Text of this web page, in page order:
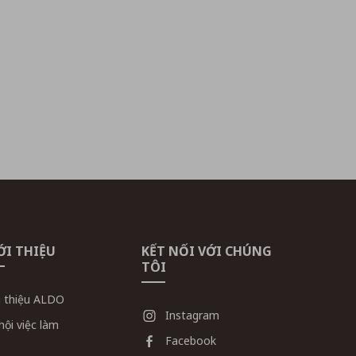
THIỆU
thiệu ALDO
việc làm
KẾT NỐI VỚI CHÚNG
TÔI
Instagram
Facebook